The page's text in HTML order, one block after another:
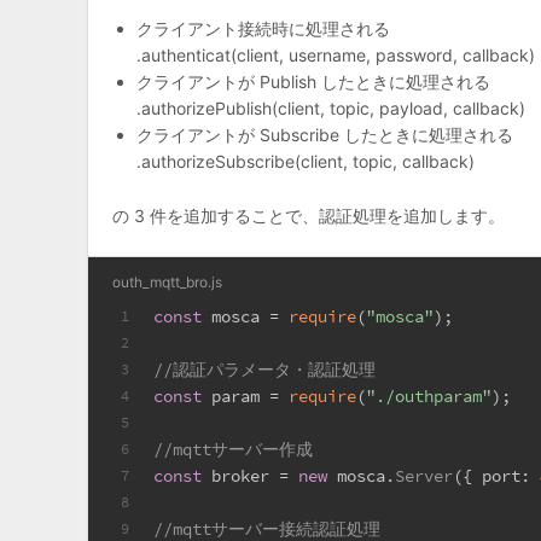
クライアント接続時に処理される
.authenticat(client, username, password, callback)
クライアントが Publish したときに処理される
.authorizePublish(client, topic, payload, callback)
クライアントが Subscribe したときに処理される
.authorizeSubscribe(client, topic, callback)
の 3 件を追加することで、認証処理を追加します。
outh_mqtt_bro.js
1
2
3
4
5
6
7
8
9
const mosca = require("mosca");
//認証パラメータ・認証処理
const param = require("./outhparam");
//mqttサーバー作成
const broker = new mosca.Server({ port:
//mqttサーバー接続認証処理